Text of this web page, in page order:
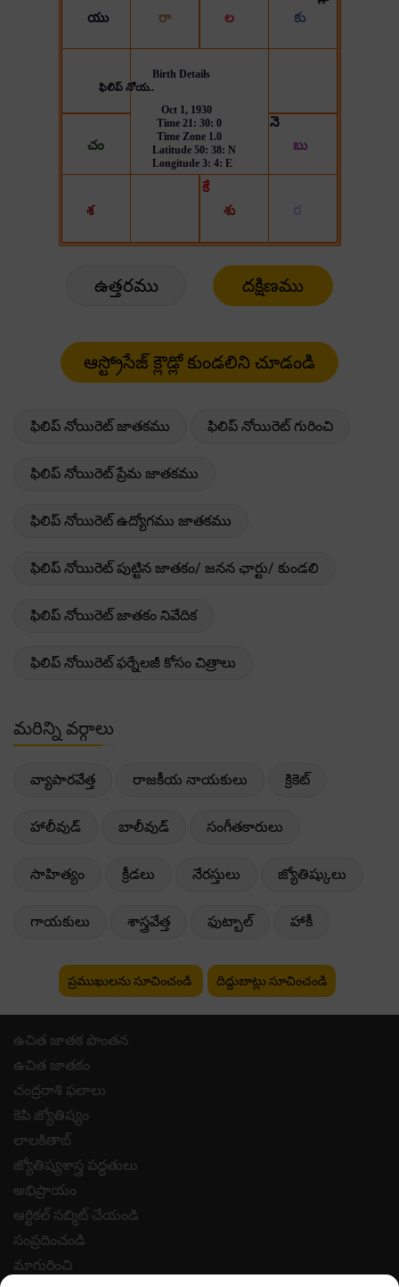
ఉత్తరము దక్షిణము
ఫిలిప్ నోయిరెట్ జాతకము ఫిలిప్ నోయిరెట్ గురించి
ఫిలిప్ నోయిరెట్ ప్రేమ జాతకము
ఫిలిప్ నోయిరెట్ ఉద్యోగము జాతకము
ఫిలిప్ నోయిరెట్ పుట్టిన జాతకం/ జనన ఛార్టు/ కుండలి
ఫిలిప్ నోయిరెట్ జాతకం నివేదిక
ఫిలిప్ నోయిరెట్ ఫర్నేలజీ కోసం చిత్రాలు
మరిన్ని వర్గాలు
వ్యాపారవేత్త రాజకీయ నాయకులు క్రికెట్
హాలీవుడ్ బాలీవుడ్ సంగీతకారులు
సాహిత్యం క్రీడలు నేరస్తులు జ్యోతిష్కులు
గాయకులు శాస్త్రవేత్త ఫుట్బాల్ హాకీ
ప్రముఖులను సూచించండి దిద్దుబాట్లు సూచించండి
ఉచిత జాతక పొంతన
ఉచిత జాతకం
చంద్రరాశి ఫలాలు
కెపి జ్యోతిష్యం
లాలకితాబ్
జ్యోతిష్యశాస్త్ర పద్ధతులు
అభిప్రాయం
ఆర్టికల్ సబ్మిట్ చేయండి
సంప్రదించండి
మాగురించి